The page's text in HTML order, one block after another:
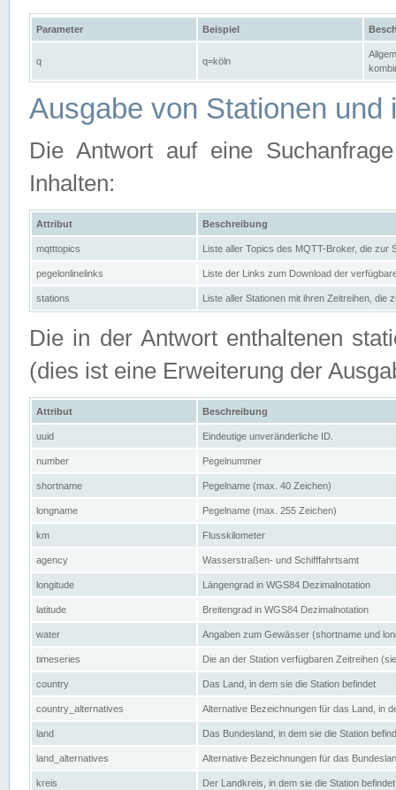
Parameter Beispiel
q q=köln
Ausgabe von Stationen und
Die Antwort auf eine
Inhalten:
Attribut Beschreibung
mqtttopics Liste aller Topics des MQTT-Broker, die zur
pegelonlinelinks Liste der Links zum Download der
stations Liste aller Stationen mit ihren Zeitreihen, die
Die in der Antwort enthaltenen
(dies ist eine Erweiterung der
Attribut Beschreibung
uuid Eindeutige unveränderliche ID.
number Pegelnummer
shortname Pegelname (max. 40 Zeichen)
longname Pegelname (max. 255 Zeichen)
km Flusskilometer
agency Wasserstraßen- und Schifffahrtsamt
longitude Längengrad in WGS84 Dezimalnotation
latitude Breitengrad in WGS84 Dezimalnotation
water Angaben zum Gewässer (shortname und
timeseries Die an der Station verfügbaren Zeitreihen
country Das Land, in dem sie die Station befindet
country_alternatives Alternative Bezeichnungen für das Land, in
land Das Bundesland, in dem sie die Station
land_alternatives Alternative Bezeichnungen für das
kreis Der Landkreis, in dem sie die Station befindet